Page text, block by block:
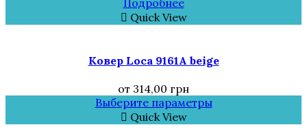
Подробнее
Quick View
Ковер Loca 9161A beige
от 314,00 грн
Выберите параметры
Quick View